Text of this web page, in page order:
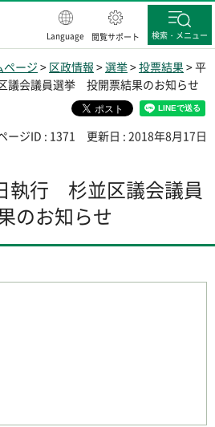
Language 閲覧サポート 検索・メニュー
ページ > 区政情報 >選挙>投票結果> 平
議会議員選挙 投開票結果のお知らせ
ージID : 1371 更新日 : 2018年8月17日
執行 杉並区議会議員
のお知らせ